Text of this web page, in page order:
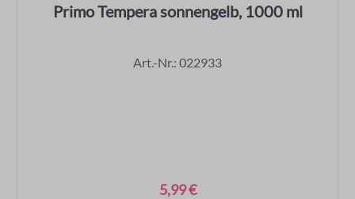
Primo Tempera sonnengelb, 1000 ml
Art.-Nr.: 022933
5,99 €